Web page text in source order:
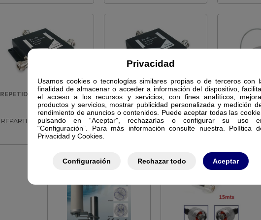
Privacidad
Usamos cookies o tecnologías similares propias o de terceros con
finalidad de almacenar o acceder a información del dispositivo,
el acceso a los recursos y servicios, con fines analíticos,
productos y servicios, mostrar publicidad personalizada y medición
rendimiento de anuncios o contenidos. Puede aceptar todas las
pulsando en “Aceptar”, rechazarlas o configurar su uso
“Configuración”. Para más información consulte nuestra. Política
Privacidad y Cookies.
Configuración Rechazar todo Aceptar
REPETIDORES TELEFONIA
T280
REPARTIDOR TELEFONIA 3
SALIDAS
691121
REPETIDORES TELEFONIA
PD410
REPARTIDOR TELEFONIA 4
SALIDAS
ANTENA